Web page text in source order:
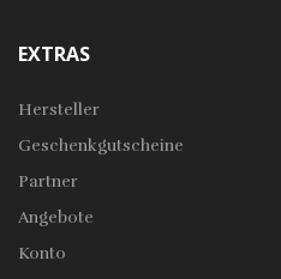
EXTRAS
Hersteller
Geschenkgutscheine
Partner
Angebote
Konto